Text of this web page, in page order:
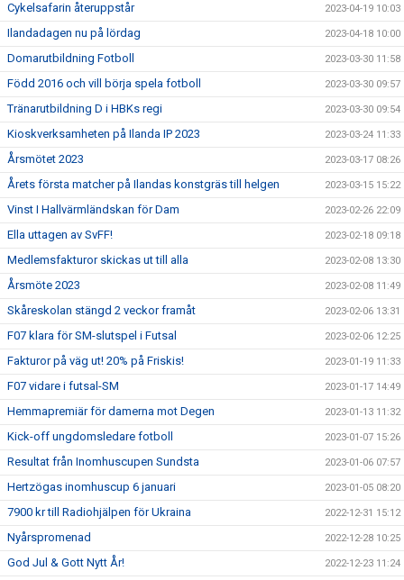
Cykelsafarin återuppstår 2023-04-19 10:03
Ilandadagen nu på lördag 2023-04-18 10:00
Domarutbildning Fotboll 2023-03-30 11:58
Född 2016 och vill börja spela fotboll 2023-03-30 09:57
Tränarutbildning D i HBKs regi 2023-03-30 09:54
Kioskverksamheten på Ilanda IP 2023 2023-03-24 11:33
Årsmötet 2023 2023-03-17 08:26
Årets första matcher på Ilandas konstgräs till helgen 2023-03-15 15:22
Vinst I Hallvärmländskan för Dam 2023-02-26 22:09
Ella uttagen av SvFF! 2023-02-18 09:18
Medlemsfakturor skickas ut till alla 2023-02-08 13:30
Årsmöte 2023 2023-02-08 11:49
Skåreskolan stängd 2 veckor framåt 2023-02-06 13:31
F07 klara för SM-slutspel i Futsal 2023-02-06 12:25
Fakturor på väg ut! 20% på Friskis! 2023-01-19 11:33
F07 vidare i futsal-SM 2023-01-17 14:49
Hemmapremiär för damerna mot Degen 2023-01-13 11:32
Kick-off ungdomsledare fotboll 2023-01-07 15:26
Resultat från Inomhuscupen Sundsta 2023-01-06 07:57
Hertzögas inomhuscup 6 januari 2023-01-05 08:20
7900 kr till Radiohjälpen för Ukraina 2022-12-31 15:12
Nyårspromenad 2022-12-28 10:25
God Jul & Gott Nytt År! 2022-12-23 11:24